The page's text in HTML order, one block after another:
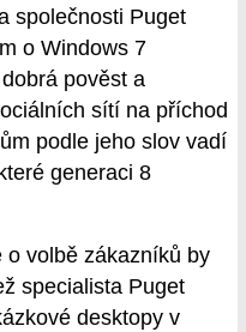
společnosti Puget
o Windows 7
pověst a
sítí na příchod
podle jeho slov vadí
generaci 8
o volbě zákazníků by
specialista Puget
desktopy v